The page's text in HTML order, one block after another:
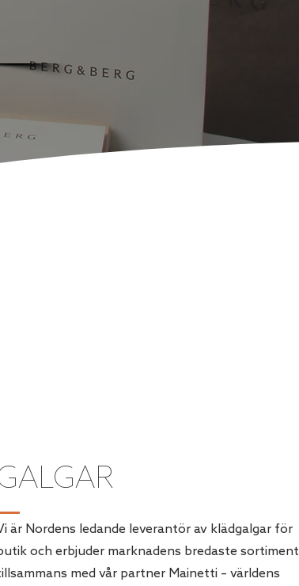
är Nordens ledande leverantör av klädgalgar för
och erbjuder marknadens bredaste sortiment
med vår partner Mainetti – världens